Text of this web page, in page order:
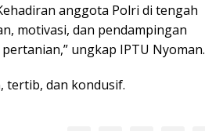
anggota Polri di tengah
motivasi, dan pendampingan
ungkap IPTU Nyoman.
tertib, dan kondusif.